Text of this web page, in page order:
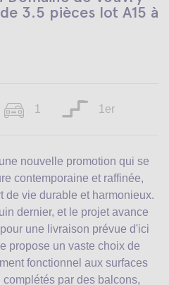
3.5 pièces lot A15 à
1 1er
nouvelle promotion qui se
contemporaine et raffinée,
de vie durable et harmonieux.
dernier, et le projet avance
une livraison prévue d'ici
propose un vaste choix de
fonctionnel aux surfaces
par des balcons,